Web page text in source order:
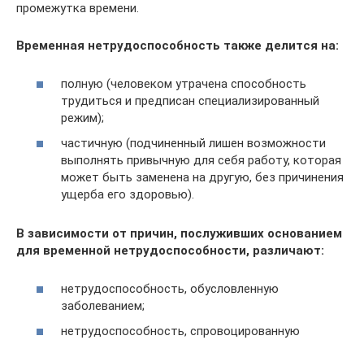
промежутка времени.
Временная нетрудоспособность также делится на:
полную (человеком утрачена способность
трудиться и предписан специализированный
режим);
частичную (подчиненный лишен возможности
выполнять привычную для себя работу, которая
может быть заменена на другую, без причинения
ущерба его здоровью).
В зависимости от причин, послуживших основанием
для временной нетрудоспособности, различают:
нетрудоспособность, обусловленную
заболеванием;
нетрудоспособность, спровоцированную